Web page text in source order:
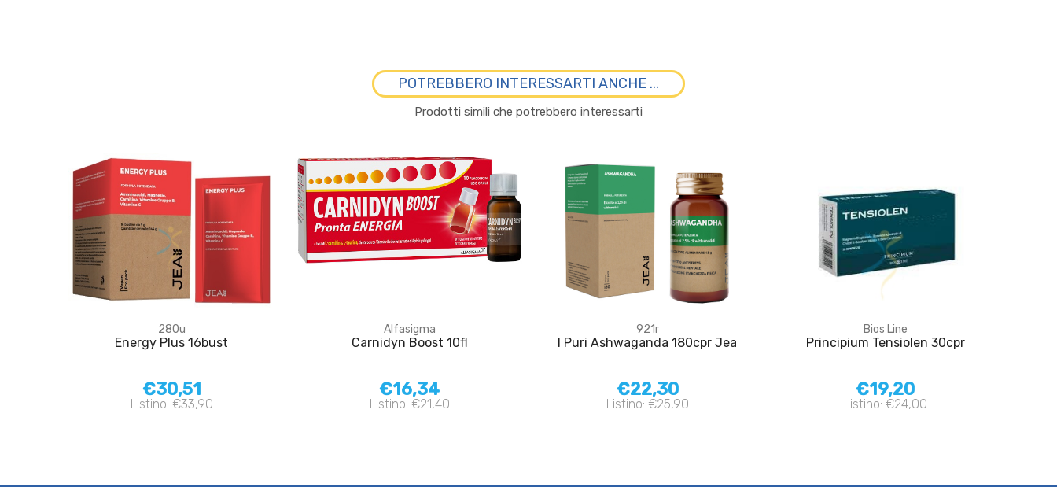
POTREBBERO INTERESSARTI ANCHE ...
Prodotti simili che potrebbero interessarti
280u
Energy Plus 16bust
€30,51
Listino: €33,90
Alfasigma
Carnidyn Boost 10fl
€16,34
Listino: €21,40
921r
I Puri Ashwaganda 180cpr Jea
€22,30
Listino: €25,90
Bios Line
Principium Tensiolen 30cpr
€19,20
Listino: €24,00